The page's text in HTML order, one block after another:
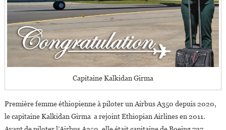
Capitaine Kalkidan Girma
Première femme éthiopienne à piloter un Airbus A350 depuis 2020,
le capitaine Kalkidan Girma a rejoint Ethiopian Airlines en 2011.